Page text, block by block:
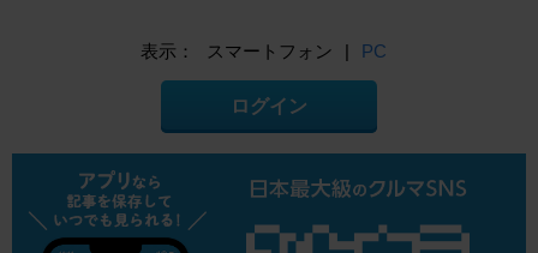
表示： スマートフォン | PC
ログイン